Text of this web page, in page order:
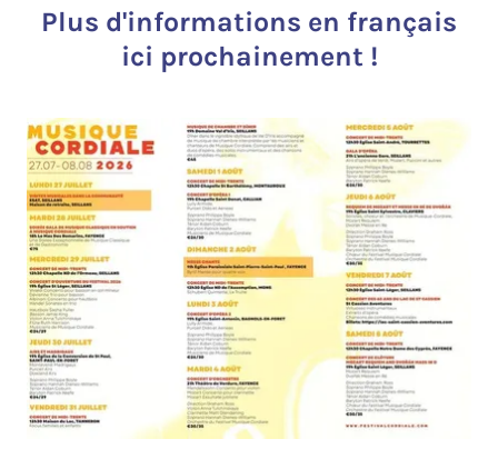
Plus d'informations en français
ici prochainement !